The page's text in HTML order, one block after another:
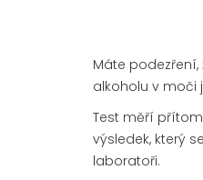
Máte
alkoholu v moči
Test měří
výsledek, který
laboratoři.